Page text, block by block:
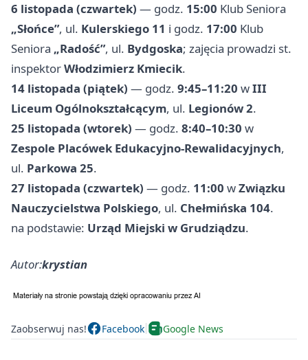
6 listopada (czwartek) — godz. 15:00 Klub Seniora
„Słońce”, ul. Kulerskiego 11 i godz. 17:00 Klub
Seniora „Radość”, ul. Bydgoska; zajęcia prowadzi st.
inspektorWłodzimierz Kmiecik.
14 listopada (piątek) — godz. 9:45–11:20 wIII
Liceum Ogólnokształcącym, ul. Legionów 2.
25 listopada (wtorek) — godz. 8:40–10:30 w
Zespole Placówek Edukacyjno-Rewalidacyjnych,
ul. Parkowa 25.
27 listopada (czwartek) — godz. 11:00 wZwiązku
Nauczycielstwa Polskiego, ul. Chełmińska 104.
na podstawie: Urząd Miejski w Grudziądzu.
Autor:krystian
Zaobserwuj nas! Facebook Google News